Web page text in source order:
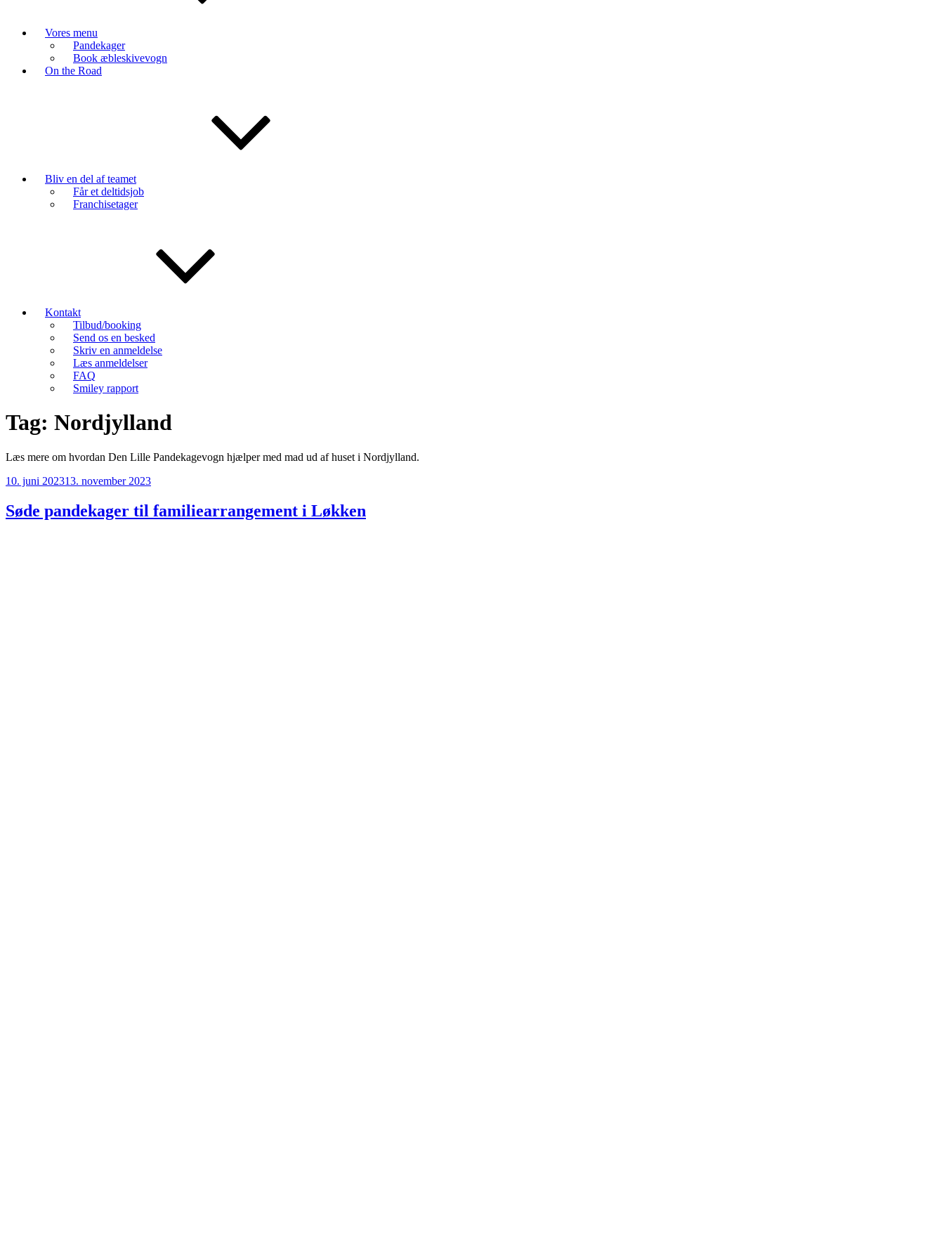
Vores menu
Pandekager
Book æbleskivevogn
On the Road
Bliv en del af teamet
Får et deltidsjob
Franchisetager
Kontakt
Tilbud/booking
Send os en besked
Skriv en anmeldelse
Læs anmeldelser
FAQ
Smiley rapport
Tag: Nordjylland
Læs mere om hvordan Den Lille Pandekagevogn hjælper med mad ud af huset i Nordjylland.
Udgivet
10. juni 202313. november 2023
Søde pandekager til familiearrangement i Løkken